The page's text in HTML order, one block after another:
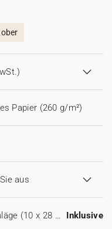
Papier (260 g/m²)
aus
Weiße Umschläge (10 x 28 cm) Inklusive